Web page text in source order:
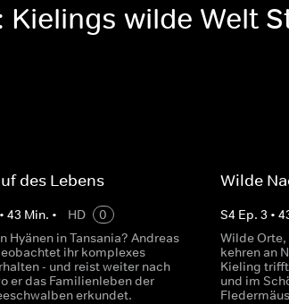
Kielings wilde Welt
des Lebens
•43 Min. • HD
0
Hyänen in Tansania? Andreas
ihr komplexes
- und reist weiter nach
er das Familienleben der
erkundet.
Wilde
S4 Ep. 3 •
Wilde
kehren an
Kieling
und im